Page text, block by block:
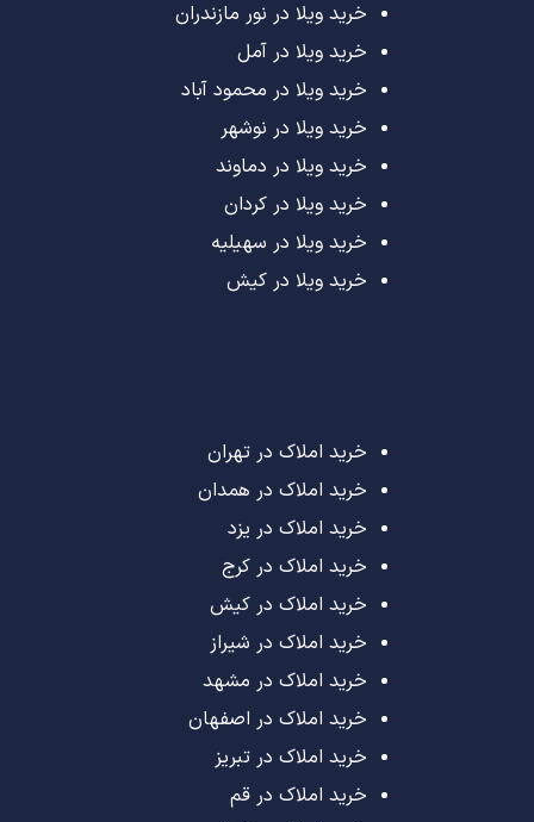
خرید ویلا در نور مازندران
خرید ویلا در آمل
خرید ویلا در محمود آباد
خرید ویلا در نوشهر
خرید ویلا در دماوند
خرید ویلا در کردان
خرید ویلا در سهیلیه
خرید ویلا در کیش
خرید املاک در تهران
خرید املاک در همدان
خرید املاک در یزد
خرید املاک در کرج
خرید املاک در کیش
خرید املاک در شیراز
خرید املاک در مشهد
خرید املاک در اصفهان
خرید املاک در تبریز
خرید املاک در قم